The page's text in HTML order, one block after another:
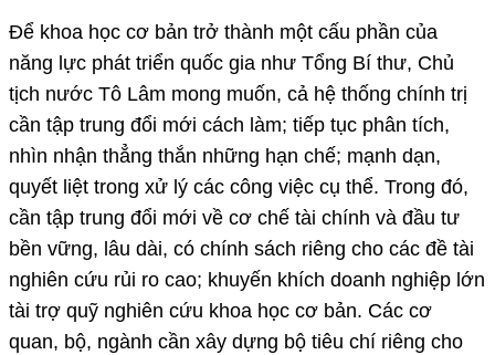
Để khoa học cơ bản trở thành một cấu phần của
năng lực phát triển quốc gia như Tổng Bí thư, Chủ
tịch nước Tô Lâm mong muốn, cả hệ thống chính trị
cần tập trung đổi mới cách làm; tiếp tục phân tích,
nhìn nhận thẳng thắn những hạn chế; mạnh dạn,
quyết liệt trong xử lý các công việc cụ thể. Trong đó,
cần tập trung đổi mới về cơ chế tài chính và đầu tư
bền vững, lâu dài, có chính sách riêng cho các đề tài
nghiên cứu rủi ro cao; khuyến khích doanh nghiệp lớn
tài trợ quỹ nghiên cứu khoa học cơ bản. Các cơ
quan, bộ, ngành cần xây dựng bộ tiêu chí riêng cho